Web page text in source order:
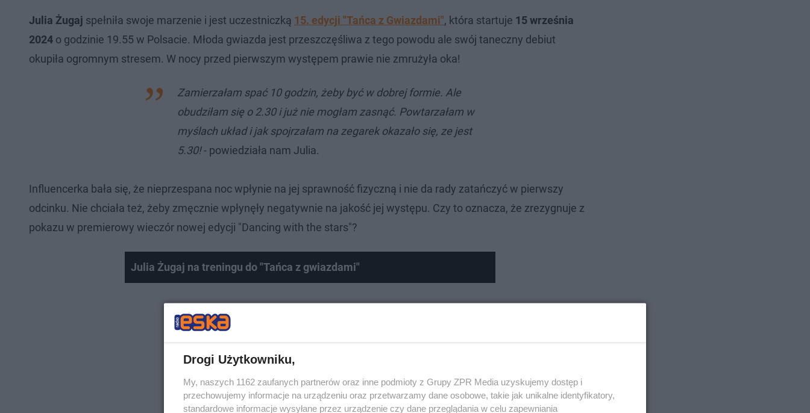
Julia Żugaj spełniła swoje marzenie i jest uczestniczką 15. edycji "Tańca z Gwiazdami", która startuje 15 września
2024 o godzinie 19.55 w Polsacie. Młoda gwiazda jest przeszczęśliwa z tego powodu ale swój taneczny debiut
okupiła ogromnym stresem. W nocy przed pierwszym występem prawie nie zmrużyła oka!
Zamierzałam spać 10 godzin, żeby być w dobrej formie. Ale
obudziłam się o 2.30 i już nie mogłam zasnąć. Powtarzałam w
myślach układ i jak spojrzałam na zegarek okazało się, ze jest
5.30!- powiedziała nam Julia.
Influencerka bała się, że nieprzespana noc wpłynie na jej sprawność fizyczną i nie da rady zatańczyć w pierwszy
odcinku. Nie chciała też, żeby zmęcznie wpłynęły negatywnie na jakość jej występu. Czy to oznacza, że zrezygnuje z
pokazu w premierowy wieczór nowej edycji "Dancing with the stars"?
Julia Żugaj na treningu do "Tańca z gwiazdami"
Drogi Użytkowniku,
My, naszych 1162 zaufanych partnerów oraz inne podmioty z Grupy ZPR Media uzyskujemy dostęp i
przechowujemy informacje na urządzeniu oraz przetwarzamy dane osobowe, takie jak unikalne identyfikatory,
standardowe informacje wysyłane przez urządzenie czy dane przeglądania w celu zapewniania